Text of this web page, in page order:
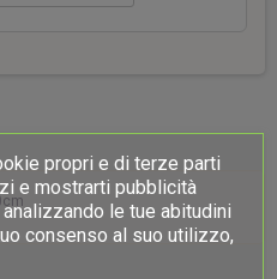
propri e di terze parti
e mostrarti pubblicità
le tue abitudini
consenso al suo utilizzo,